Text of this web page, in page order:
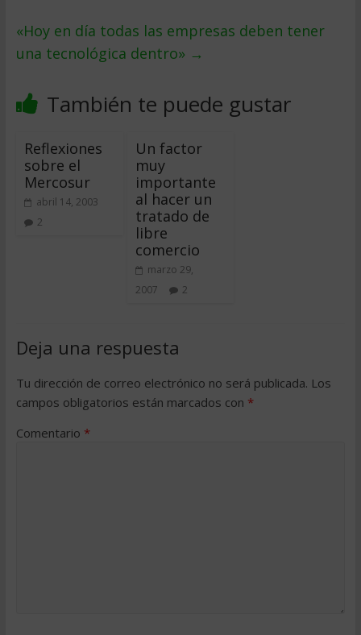
«Hoy en día todas las empresas deben tener
una tecnológica dentro» →
También te puede gustar
Reflexiones
sobre el
Mercosur
abril 14, 2003
2
Un factor
muy
importante
al hacer un
tratado de
libre
comercio
marzo 29,
2007
2
Deja una respuesta
Tu dirección de correo electrónico no será publicada. Los
campos obligatorios están marcados con *
Comentario *